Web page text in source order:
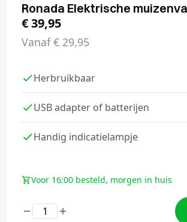
Ronada Elektrische
€39,95
Vanaf€ 29,95
Herbruikbaar
USB adapter of batterijen
Handig indicatielampje
Voor 16:00 besteld, morgen in huis